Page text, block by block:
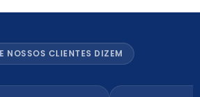
NOSSOS CLIENTES DIZEM